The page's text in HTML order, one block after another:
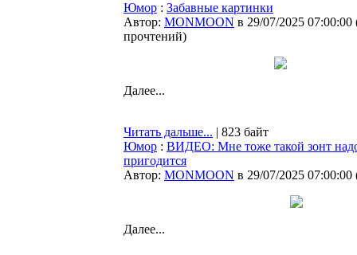
Юмор : Забавные картинки
Автор: MONMOON в 29/07/2025 07:00:00
прочтений)
Далее...
Читать дальше... | 823 байт
Юмор : ВИДЕО: Мне тоже такой зонт
пригодится
Автор: MONMOON в 29/07/2025 07:00:00
Далее...